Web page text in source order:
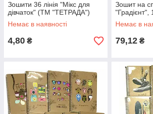
Зошити 36 лінія "Мікс для
дівчаток" (ТМ "ТЕТРАДА")
Немає в наявності
4,80 ₴
Зошит на
"Градієнт",
Немає в
79,12 ₴